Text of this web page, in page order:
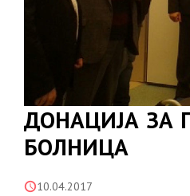
ДОНАЦИЈА ЗА
БОЛНИЦА
10.04.2017